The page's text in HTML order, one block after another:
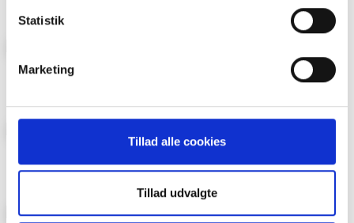
voresprivatlivspolitik
Statistik
Marketing
Tillad alle cookies
Tillad udvalgte
Maison Mat og Vin Foreldre & Barn